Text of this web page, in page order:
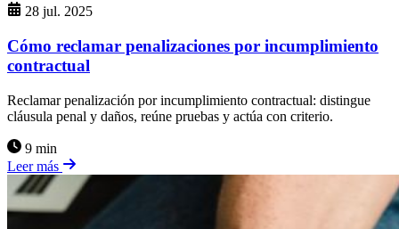
28 jul. 2025
Cómo reclamar penalizaciones por incumplimiento
contractual
Reclamar penalización por incumplimiento contractual: distingue
cláusula penal y daños, reúne pruebas y actúa con criterio.
9 min
Leer más